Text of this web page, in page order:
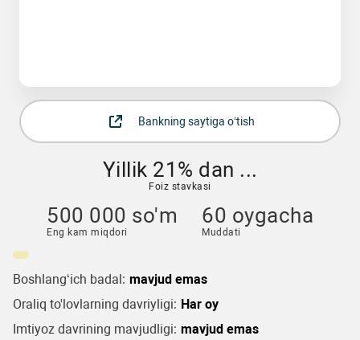
Bankning saytiga o‘tish
Yillik 21% dan ...
Foiz stavkasi
500 000 so'm
Eng kam miqdori
60 oygacha
Muddati
Boshlang‘ich badal: mavjud emas
Oraliq to'lovlarning davriyligi: Har oy
Imtiyoz davrining mavjudligi: mavjud emas